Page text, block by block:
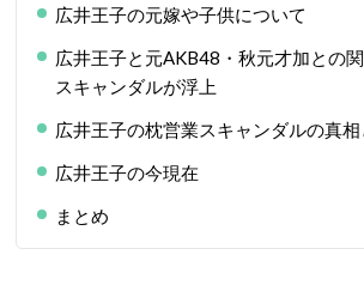
広井王子の元嫁や子供について
広井王子と元AKB48・秋元才加との
スキャンダルが浮上
広井王子の枕営業スキャンダルの真相
広井王子の今現在
まとめ